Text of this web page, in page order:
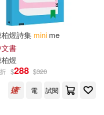
煜詩集 mini me
書
煜
$288 $320
電
試閱